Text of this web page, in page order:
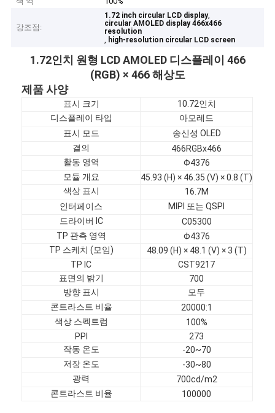
강조점:
1.72 inch circular LCD display,
circular AMOLED display 466x466
resolution
, high-resolution circular LCD screen
1.72인치 원형 LCD AMOLED 디스플레이 466
(RGB) × 466 해상도
제품 사양
표시 크기
10.72인치
디스플레이 타입
아모레드
표시 모드
송신성 OLED
결의
466RGBx466
활동 영역
Φ4376
모듈 개요
45.93 (H) × 46.35 (V) × 0.8 (T)
색상 표시
16.7M
인터페이스
MIPI 또는 QSPI
드라이버 IC
C05300
TP 관측 영역
Φ4376
TP 스케치 (모임)
48.09 (H) × 48.1 (V) × 3 (T)
TP IC
CST9217
표면의 밝기
700
방향 표시
모두
콘트라스트 비율
20000:1
색상 스펙트럼
100%
PPI
273
작동 온도
-20~70
저장 온도
-30~80
광력
700cd/m2
콘트라스트 비율
100000